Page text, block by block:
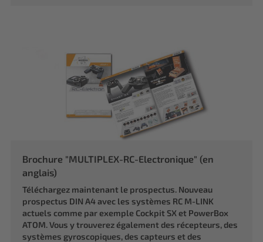
Brochure "MULTIPLEX-RC-Electronique" (en
anglais)
Téléchargez maintenant le prospectus. Nouveau
prospectus DIN A4 avec les systèmes RC M-LINK
actuels comme par exemple Cockpit SX et PowerBox
ATOM. Vous y trouverez également des récepteurs, des
systèmes gyroscopiques, des capteurs et des